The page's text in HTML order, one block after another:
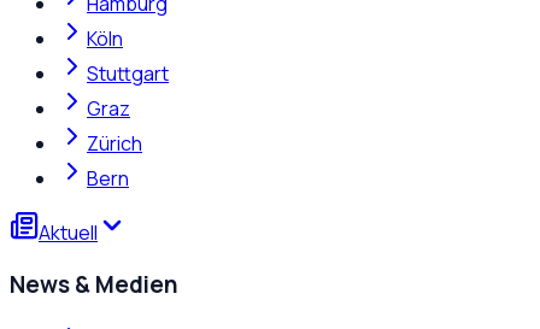
Köln
Stuttgart
Graz
Zürich
Bern
Aktuell
News & Medien